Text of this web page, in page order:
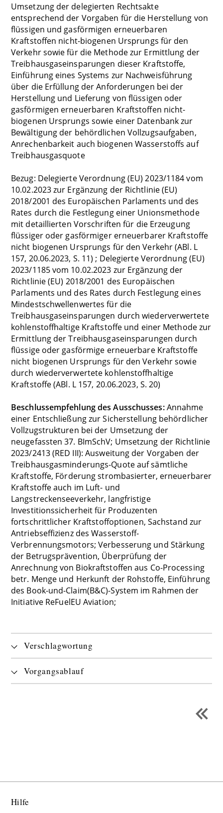
Umsetzung der delegierten Rechtsakte
entsprechend der Vorgaben für die Herstellung von
flüssigen und gasförmigen erneuerbaren
Kraftstoffen nicht-biogenen Ursprungs für den
Verkehr sowie für die Methode zur Ermittlung der
Treibhausgaseinsparungen dieser Kraftstoffe,
Einführung eines Systems zur Nachweisführung
über die Erfüllung der Anforderungen bei der
Herstellung und Lieferung von flüssigen oder
gasförmigen erneuerbaren Kraftstoffen nicht-
biogenen Ursprungs sowie einer Datenbank zur
Bewältigung der behördlichen Vollzugsaufgaben,
Anrechenbarkeit auch biogenen Wasserstoffs auf
Treibhausgasquote
Bezug: Delegierte Verordnung (EU) 2023/1184 vom
10.02.2023 zur Ergänzung der Richtlinie (EU)
2018/2001 des Europäischen Parlaments und des
Rates durch die Festlegung einer Unionsmethode
mit detaillierten Vorschriften für die Erzeugung
flüssiger oder gasförmiger erneuerbarer Kraftstoffe
nicht biogenen Ursprungs für den Verkehr (ABl. L
157, 20.06.2023, S. 11) ; Delegierte Verordnung (EU)
2023/1185 vom 10.02.2023 zur Ergänzung der
Richtlinie (EU) 2018/2001 des Europäischen
Parlaments und des Rates durch Festlegung eines
Mindestschwellenwertes für die
Treibhausgaseinsparungen durch wiederverwertete
kohlenstoffhaltige Kraftstoffe und einer Methode zur
Ermittlung der Treibhausgaseinsparungen durch
flüssige oder gasförmige erneuerbare Kraftstoffe
nicht biogenen Ursprungs für den Verkehr sowie
durch wiederverwertete kohlenstoffhaltige
Kraftstoffe (ABl. L 157, 20.06.2023, S. 20)
Beschlussempfehlung des Ausschusses:Annahme
einer Entschließung zur Sicherstellung behördlicher
Vollzugstrukturen bei der Umsetzung der
neugefassten 37. BImSchV; Umsetzung der Richtlinie
2023/2413 (RED III): Ausweitung der Vorgaben der
Treibhausgasminderungs-Quote auf sämtliche
Kraftstoffe, Förderung strombasierter, erneuerbarer
Kraftstoffe auch im Luft- und
Langstreckenseeverkehr, langfristige
Investitionssicherheit für Produzenten
fortschrittlicher Kraftstoffoptionen, Sachstand zur
Antriebseffizienz des Wasserstoff-
Verbrennungsmotors; Verbesserung und Stärkung
der Betrugsprävention, Überprüfung der
Anrechnung von Biokraftstoffen aus Co-Processing
betr. Menge und Herkunft der Rohstoffe, Einführung
des Book-und-Claim(B&C)-System im Rahmen der
Initiative ReFuelEU Aviation;
Verschlagwortung
Vorgangsablauf
Hilfe